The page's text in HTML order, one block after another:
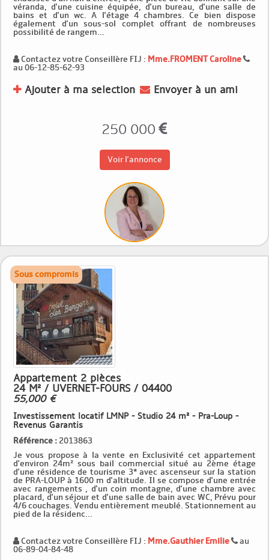
véranda, d'une cuisine équipée, d'un bureau, d'une salle de
bains et d'un wc. A l'étage 4 chambres. Ce bien dispose
également d'un sous-sol complet offrant de nombreuses
possibilité de rangem...
Contactez votre Conseillère FIJ : Mme.FROMENT Caroline
au 06-12-85-62-93
Ajouter à ma selection Envoyer à un ami
250 000
Voir l'annonce
Appartement 2 pièces
24 M² / UVERNET-FOURS / 04400
55,000 €
Investissement locatif LMNP - Studio 24 m² - Pra-Loup -
Revenus Garantis
Référence : 2013863
Je vous propose à la vente en Exclusivité cet appartement
d'environ 24m² sous bail commercial situé au 2ème étage
d'une résidence de tourisme 3* avec ascenseur sur la station
de PRA-LOUP à 1600 m d'altitude. Il se compose d'une entrée
avec rangements , d'un coin montagne, d'une chambre avec
placard, d'un séjour et d'une salle de bain avec WC, Prévu pour
4/6 couchages. Vendu entièrement meublé. Stationnement au
pied de la résidenc...
Contactez votre Conseillère FIJ : Mme.Gauthier Emilie
au
06-89-04-84-48